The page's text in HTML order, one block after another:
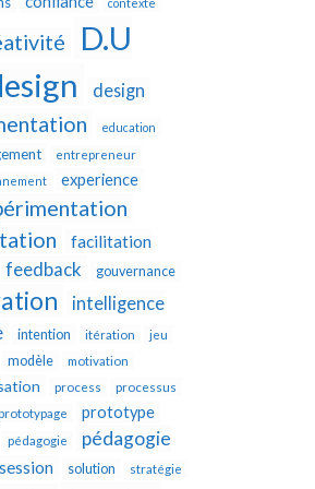
D.U
design
education
entrepreneur
experience
facilitation
feedback gouvernance
intelligence
intention itération jeu
modèle motivation
process processus
prototype
pédagogie
pédagogie
session solution stratégie